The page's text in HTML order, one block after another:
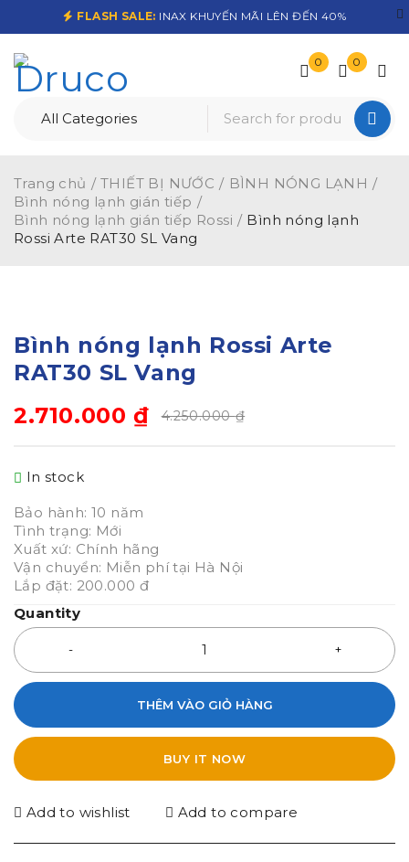
FLASH SALE: INAX KHUYẾN MÃI LÊN ĐẾN 40%
0 0
Trang chủ / THIẾT BỊ NƯỚC / BÌNH NÓNG LẠNH /
Bình nóng lạnh gián tiếp /
Bình nóng lạnh gián tiếp Rossi / Bình nóng lạnh
Rossi Arte RAT30 SL Vang
Bình nóng lạnh Rossi Arte
RAT30 SL Vang
4.250.000₫
2.710.000 ₫
In stock
Bảo hành: 10 năm
Tình trạng: Mới
Xuất xứ: Chính hãng
Vận chuyển: Miễn phí tại Hà Nội
Lắp đặt: 200.000 đ
Quantity
THÊM VÀO GIỎ HÀNG
BUY IT NOW
Add to wishlist Add to compare